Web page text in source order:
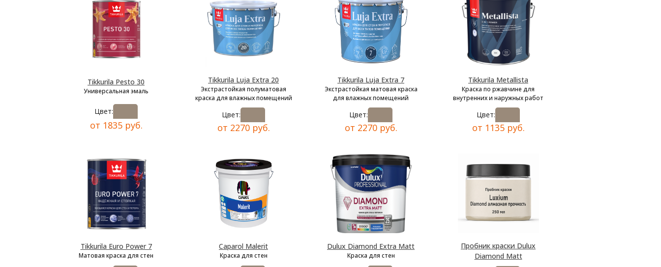
Tikkurila Pesto 30
Универсальная эмаль
Цвет:
от 1835 руб.
Tikkurila Luja Extra 20
Экстрастойкая полуматовая
краска для влажных помещений
Цвет:
от 2270 руб.
Tikkurila Luja Extra 7
Экстрастойкая матовая краска
для влажных помещений
Цвет:
от 2270 руб.
Tikkurila Metallista
Краска по ржавчине для
внутренних и наружных работ
Цвет:
от 1135 руб.
Tikkurila Euro Power 7
Матовая краска для стен
Caparol Malerit
Краска для стен
Dulux Diamond Extra Matt
Краска для стен
Пробник краски Dulux
Diamond Matt